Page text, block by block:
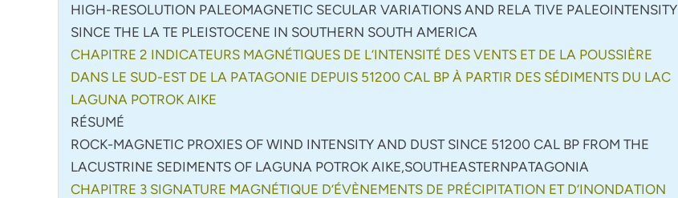
HIGH-RESOLUTION PALEOMAGNETIC SECULAR VARIATIONS AND RELA TIVE PALEOINTENSITY
SINCE THE LA TE PLEISTOCENE IN SOUTHERN SOUTH AMERICA
CHAPITRE 2 INDICATEURS MAGNÉTIQUES DE L’INTENSITÉ DES VENTS ET DE LA POUSSIÈRE
DANS LE SUD-EST DE LA PATAGONIE DEPUIS 51200 CAL BP À PARTIR DES SÉDIMENTS DU LAC
LAGUNA POTROK AIKE
RÉSUMÉ
ROCK-MAGNETIC PROXIES OF WIND INTENSITY AND DUST SINCE 51200 CAL BP FROM THE
LACUSTRINE SEDIMENTS OF LAGUNA POTROK AIKE,SOUTHEASTERNPATAGONIA
CHAPITRE 3 SIGNATURE MAGNÉTIQUE D’ÉVÈNEMENTS DE PRÉCIPITATION ET D’INONDATION